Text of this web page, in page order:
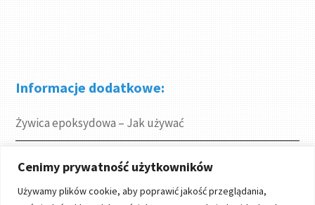
Cenimy prywatność użytkowników
Używamy plików cookie, aby poprawić jakość przeglądania,
Informacje dodatkowe:
Żywica epoksydowa – Jak używać
Projekty